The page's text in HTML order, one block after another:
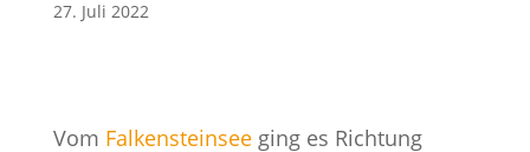
27. Juli 2022
Vom Falkensteinseeging es Richtung